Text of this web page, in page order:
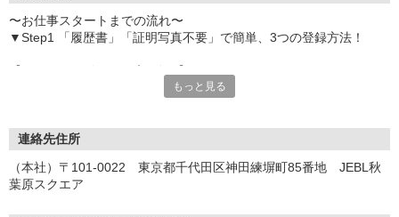
〜お仕事スタートまでの流れ〜
▼Step1 「履歴書」「証明写真不要」で簡単、3つの登録方法！
いつでも好きな時間に登録OK
受付時間/平日9:00〜19:00
【来場登録（目安1時間30分）】
もっと見る
連絡先住所
（本社）〒101-0022 東京都千代田区神田練塀町85番地 JEBL秋
葉原スクエア